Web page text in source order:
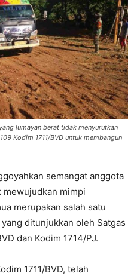
lumayan berat tidak menyurutkan
Kodim 1711/BVD untuk membangun
semangat anggota
mewujudkan mimpi
merupakan salah satu
ditunjukkan oleh Satgas
dan Kodim 1714/PJ.
1711/BVD, telah